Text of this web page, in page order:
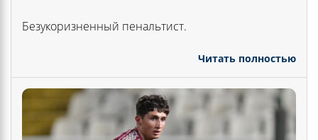
Безукоризненный пенальтист.
Читать полностью